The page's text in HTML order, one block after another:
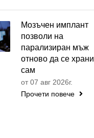
Мозъчен имплант
позволи на
парализиран мъж
отново да се храни
сам
от 07 авг 2026г.
Прочети повече